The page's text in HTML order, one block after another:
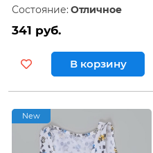
Состояние: Отличное
341 руб.
В корзину
New